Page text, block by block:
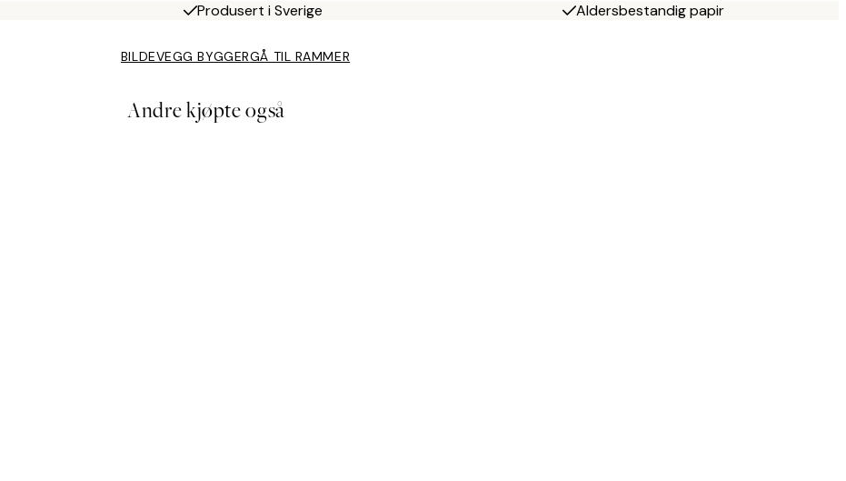
Produsert i Sverige Aldersbestandig papir
BILDEVEGG BYGGERGÅ TIL RAMMER
Andre kjøpte også